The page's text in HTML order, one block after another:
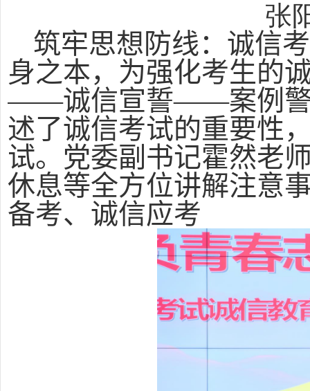
张
筑牢思想防线：诚信
身之本，为强化考生的
——诚信宣誓——案例警
述了诚信考试的重要性
试。党委副书记霍然老
休息等全方位讲解注意
备考、诚信应考